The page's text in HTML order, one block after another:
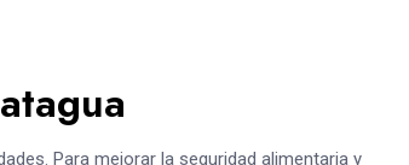
Para mejorar la seguridad alimentaria y